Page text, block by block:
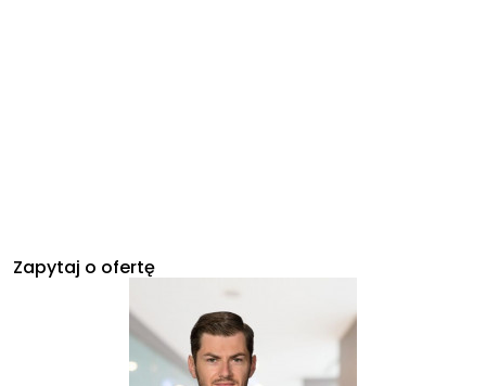
Zapytaj o ofertę